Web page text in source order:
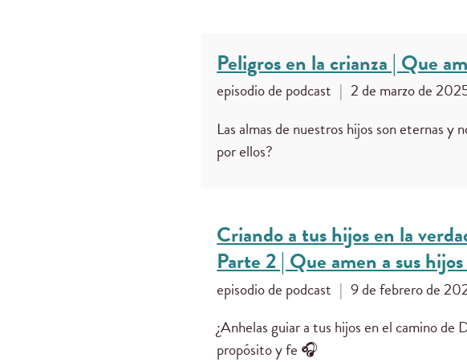
Peligros en la crianza | Que
episodio de podcast | 2 de marzo de
Las almas de nuestros hijos son eternas y
por ellos?
Criando a tus hijos en la
Parte 2 | Que amen a sus
episodio de podcast | 9 de febrero de
¿Anhelas guiar a tus hijos en el camino
propósito y fe 🎧